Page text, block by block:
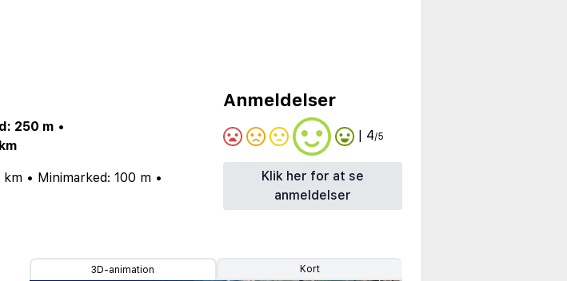
250 m •
km • Minimarked: 100 m •
hele døgnet
Trafik: Lokal trafik
Anmeldelser
| 4/5
Klik her for at se
anmeldelser
3D-animation Kort